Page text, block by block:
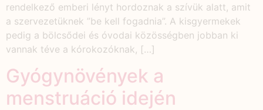
rendelkező emberi lényt hordoznak a szívük alatt, amit
a szervezetüknek ”be kell fogadnia”. A kisgyermekek
pedig a bölcsődei és óvodai közösségben jobban ki
vannak téve a kórokozóknak, […]
Gyógynövények a
menstruáció idején